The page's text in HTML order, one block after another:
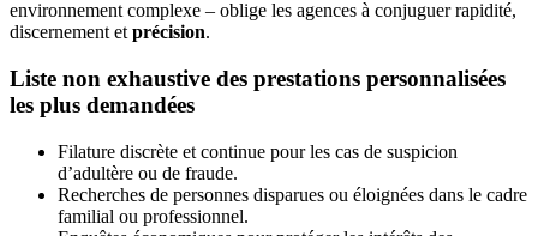
environnement complexe – oblige les agences à conjuguer rapidité,
discernement et précision.
Liste non exhaustive des prestations personnalisées
les plus demandées
Filature discrète et continue pour les cas de suspicion
d’adultère ou de fraude.
Recherches de personnes disparues ou éloignées dans le cadre
familial ou professionnel.